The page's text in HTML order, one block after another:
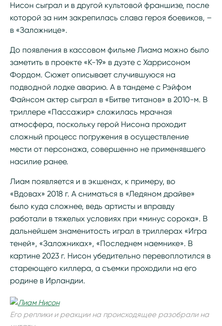
Нисон сыграл и в другой культовой франшизе, после
которой за ним закрепилась слава героя боевиков, –
в «Заложнице».
До появления в кассовом фильме Лиама можно было
заметить в проекте «К-19» в дуэте с Харрисоном
Фордом. Сюжет описывает случившуюся на
подводной лодке аварию. А в тандеме с Рэйфом
Файнсом актер сыграл в «Битве титанов» в 2010-м. В
триллере «Пассажир» сложилась мрачная
атмосфера, поскольку герой Нисона проходит
сложный процесс погружения в осуществление
мести от персонажа, совершенно не применявшего
насилие ранее.
Лиам появляется и в экшенах, к примеру, во
«Вдовах» 2018 г. А сниматься в «Ледяном драйве»
было куда сложнее, ведь артисты и вправду
работали в тяжелых условиях при «минус сорока». В
дальнейшем знаменитость играл в триллерах «Игра
теней», «Заложниках», «Последнем наемнике». В
картине 2023 г. Нисон убедительно перевоплотился в
стареющего киллера, а съемки проходили на его
родине в Ирландии.
Его реплики и реакции на происходящее разобрали на